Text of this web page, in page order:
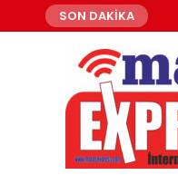
SON DAKİKA